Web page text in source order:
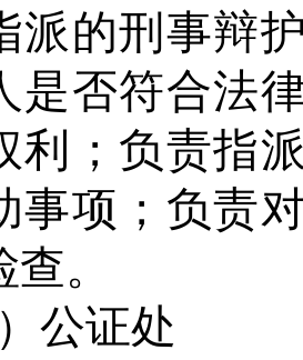
派的刑事辩
是否符合法
利；负责指
事项；负责
。
）公证处